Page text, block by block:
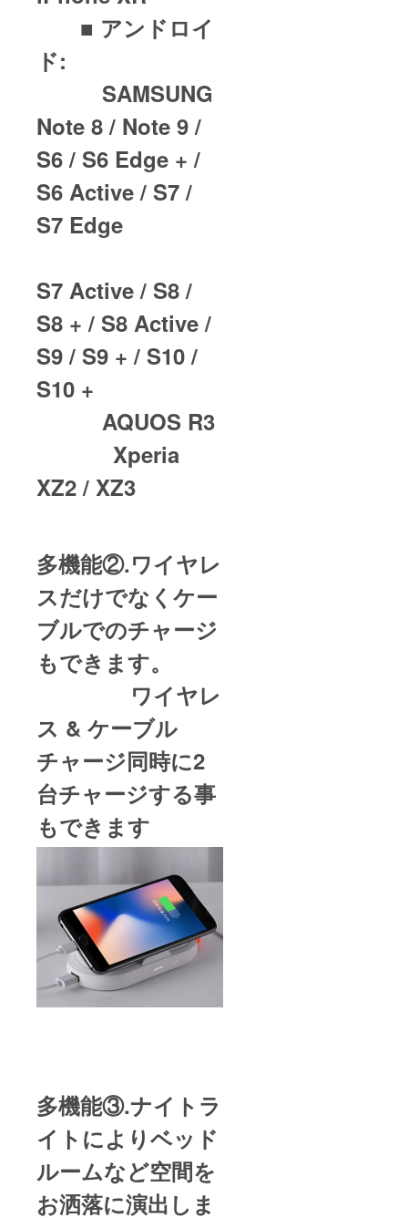
■ アンドロイ
ド:
SAMSUNG
Note 8 / Note 9 /
S6 / S6 Edge + /
S6 Active / S7 /
S7 Edge
S7 Active / S8 /
S8 + / S8 Active /
S9 / S9 + / S10 /
S10 +
AQUOS R3
Xperia
XZ2 / XZ3
多機能②.ワイヤレ
スだけでなくケー
ブルでのチャージ
もできます。
ワイヤレ
ス & ケーブル
チャージ同時に2
台チャージする事
もできます
多機能③.ナイトラ
イトによりベッド
ルームなど空間を
お洒落に演出しま